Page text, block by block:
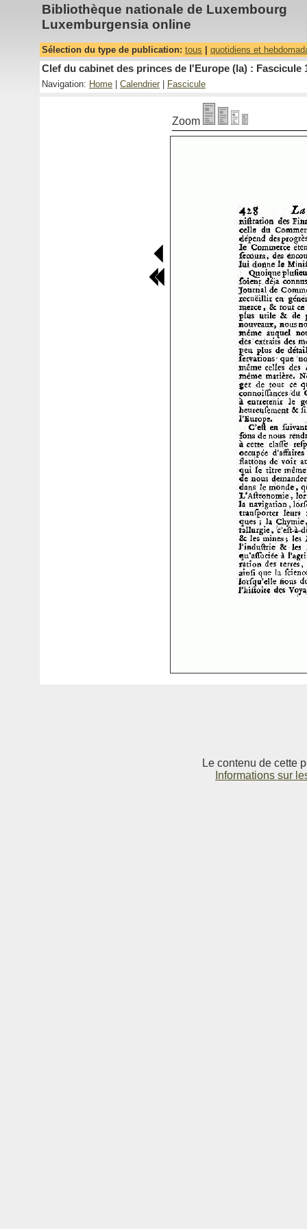
Bibliothèque nationale de Luxembourg
Luxemburgensia online
Sélection du type de publication: tous quotidiens et
Clef du cabinet des princes de l'Europe (la) : Fascicule
Navigation: Home Calendrier Fascicule
Zoom
Le contenu de cette
Informations sur